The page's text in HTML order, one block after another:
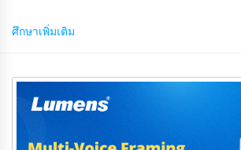
ศึกษาเพิ่มเติม